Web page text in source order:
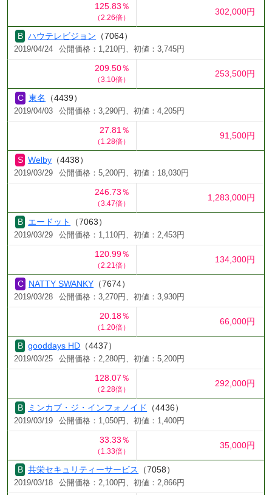
125.83％
（2.26倍）
302,000円
ハウテレビジョン （7064）
2019/04/24 公開価格：1,210円、初値：3,745円
209.50％
（3.10倍）
253,500円
東名 （4439）
2019/04/03 公開価格：3,290円、初値：4,205円
27.81％
（1.28倍）
91,500円
Welby （4438）
2019/03/29 公開価格：5,200円、初値：18,030円
246.73％
（3.47倍）
1,283,000円
エードット （7063）
2019/03/29 公開価格：1,110円、初値：2,453円
120.99％
（2.21倍）
134,300円
NATTY SWANKY （7674）
2019/03/28 公開価格：3,270円、初値：3,930円
20.18％
（1.20倍）
66,000円
gooddays HD （4437）
2019/03/25 公開価格：2,280円、初値：5,200円
128.07％
（2.28倍）
292,000円
ミンカブ・ジ・インフォノイド （4436）
2019/03/19 公開価格：1,050円、初値：1,400円
33.33％
（1.33倍）
35,000円
共栄セキュリティーサービス （7058）
2019/03/18 公開価格：2,100円、初値：2,866円